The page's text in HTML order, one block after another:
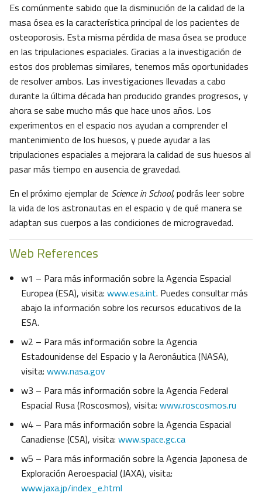
Es comúnmente sabido que la disminución de la calidad de la
masa ósea es la característica principal de los pacientes de
osteoporosis. Esta misma pérdida de masa ósea se produce
en las tripulaciones espaciales. Gracias a la investigación de
estos dos problemas similares, tenemos más oportunidades
de resolver ambos. Las investigaciones llevadas a cabo
durante la última década han producido grandes progresos, y
ahora se sabe mucho más que hace unos años. Los
experimentos en el espacio nos ayudan a comprender el
mantenimiento de los huesos, y puede ayudar a las
tripulaciones espaciales a mejorara la calidad de sus huesos al
pasar más tiempo en ausencia de gravedad.
En el próximo ejemplar de Science in School,podrás leer sobre
la vida de los astronautas en el espacio y de qué manera se
adaptan sus cuerpos a las condiciones de microgravedad.
Web References
w1 – Para más información sobre la Agencia Espacial
Europea (ESA), visita: www.esa.int. Puedes consultar más
abajo la información sobre los recursos educativos de la
ESA.
w2 – Para más información sobre la Agencia
Estadounidense del Espacio y la Aeronáutica (NASA),
visita: www.nasa.gov
w3 – Para más información sobre la Agencia Federal
Espacial Rusa (Roscosmos), visita: www.roscosmos.ru
w4 – Para más información sobre la Agencia Espacial
Canadiense (CSA), visita: www.space.gc.ca
w5 – Para más información sobre la Agencia Japonesa de
Exploración Aeroespacial (JAXA), visita:
www.jaxa.jp/index_e.html